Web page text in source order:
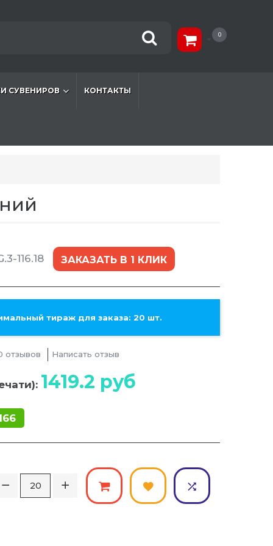
0
СУВЕНИРОВ КОНТАКТЫ
116.18 ЗАКАЗАТЬ В 1 КЛИК
тираж для заказа: 20 шт.
отзывов Написать отзыв
1419.2 руб